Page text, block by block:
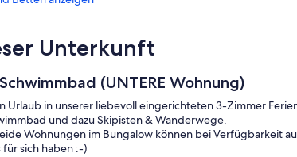
Unterkunft
(UNTERE Wohnung)
Urlaub in unserer liebevoll eingerichteten 3-Zimmer
und dazu Skipisten & Wanderwege.
Wohnungen im Bungalow können bei Verfügbarkeit
für sich haben :-)